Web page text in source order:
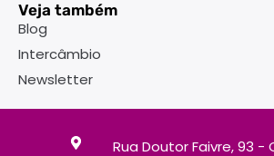
Veja também
Blog
Intercâmbio
Newsletter
Rua Doutor Faivre, 93 -